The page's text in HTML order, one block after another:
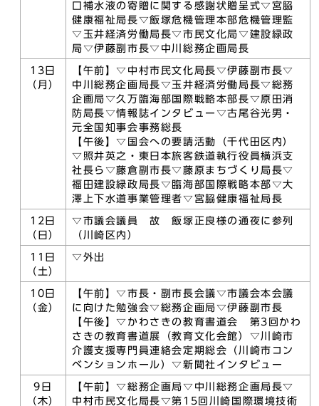
口補水液の寄贈に関する感謝状贈呈式▽宮𦚰
健康福祉局長▽飯塚危機管理本部危機管理監
▽玉井経済労働局長▽市民文化局▽建設緑政
局▽伊藤副市長▽中川総務企画局長
13日
（月）
【午前】▽中村市民文化局長▽伊藤副市長▽
中川総務企画局長▽玉井経済労働局長▽総務
企画局▽久万臨海部国際戦略本部長▽原田消
防局長▽情報誌インタビュー▽古尾谷光男・
元全国知事会事務総長
【午後】▽国会への要請活動（千代田区内）
▽照井英之・東日本旅客鉄道執行役員横浜支
社長ら▽藤倉副市長▽藤原まちづくり局長▽
福田建設緑政局長▽臨海部国際戦略本部▽大
澤上下水道事業管理者▽宮𦚰健康福祉局長
12日
（日）
▽市議会議員 故 飯塚正良様の通夜に参列
（川崎区内）
11日
（土）
▽外出
10日
（金）
【午前】▽市長・副市長会議▽市議会本会議
に向けた勉強会▽総務企画局▽伊藤副市長
【午後】▽かわさきの教育書道会 第3回かわ
さきの教育書道展（教育文化会館）▽川崎市
介護支援専門員連絡会定期総会（川崎市コン
ベンションホール）▽新聞社インタビュー
9日
（木）
【午前】▽総務企画局▽中川総務企画局長▽
中村市民文化局長▽第15回川崎国際環境技術